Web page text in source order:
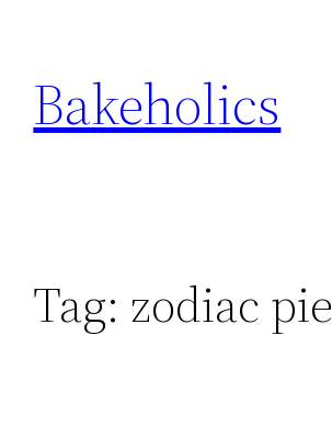
inhoud
Bakeholics
Tag: zodiac pie